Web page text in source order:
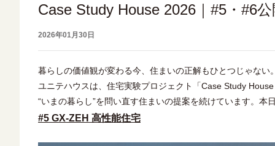
Case Study House 2026｜#5・#6
2026年01月30日
暮らしの価値観が変わる今、住まいの正解もひとつじゃない
ユニテハウスは、住宅実験プロジェクト「Case Study
“いまの暮らし”を問い直す住まいの提案を続けています。本
#5 GX-ZEH 高性能住宅